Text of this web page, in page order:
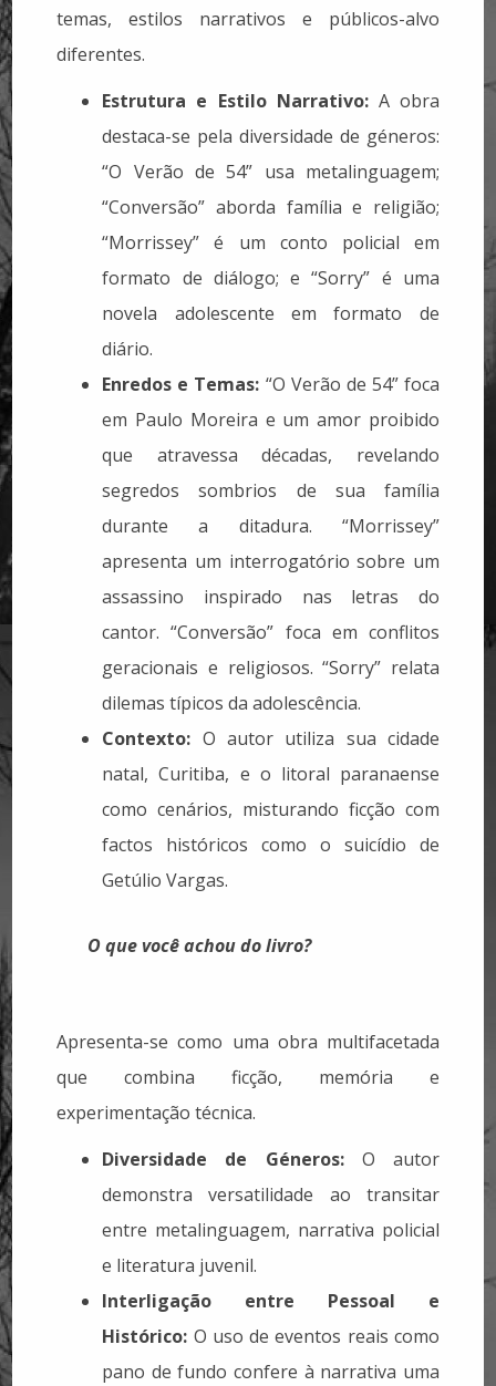
temas, estilos narrativos e públicos-alvo
diferentes.
Estrutura e Estilo Narrativo:A obra
destaca-se pela diversidade de géneros:
“O Verão de 54” usa metalinguagem;
“Conversão” aborda família e religião;
“Morrissey” é um conto policial em
formato de diálogo; e “Sorry” é uma
novela adolescente em formato de
diário.
Enredos e Temas: “O Verão de 54” foca
em Paulo Moreira e um amor proibido
que atravessa décadas, revelando
segredos sombrios de sua família
durante a ditadura. “Morrissey”
apresenta um interrogatório sobre um
assassino inspirado nas letras do
cantor. “Conversão” foca em conflitos
geracionais e religiosos. “Sorry” relata
dilemas típicos da adolescência.
Contexto: O autor utiliza sua cidade
natal, Curitiba, e o litoral paranaense
como cenários, misturando ficção com
factos históricos como o suicídio de
Getúlio Vargas.
O que você achou do livro?
Apresenta-se como uma obra multifacetada
que combina ficção, memória e
experimentação técnica.
Diversidade de Géneros:O autor
demonstra versatilidade ao transitar
entre metalinguagem, narrativa policial
e literatura juvenil.
Interligação entre Pessoal e
Histórico: O uso de eventos reais como
pano de fundo confere à narrativa uma